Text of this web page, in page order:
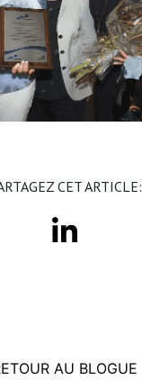
CET ARTICLE:
AU BLOGUE